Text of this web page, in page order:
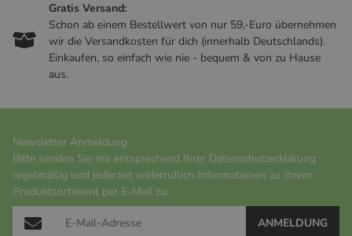
Gratis Versand:
Schon ab einem Bestellwert von nur 59,-Euro übernehmen
wir die Versandkosten für dich (innerhalb Deutschlands).
Einkaufen, so einfach wie nie - bequem & von zu Hause
aus.
Newsletter Anmeldung
Bitte senden Sie mir entsprechend Ihrer Datenschutzerklärung
regelmäßig und jederzeit widerruflich Informationen zu Ihrem
Produktsortiment per E-Mail zu.
ANMELDUNG